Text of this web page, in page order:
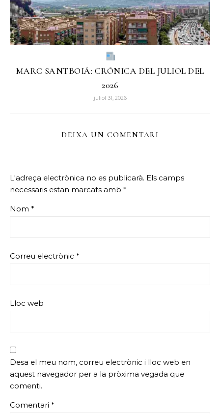
MARC SANTBOIÀ: CRÒNICA DEL JULIOL DEL
2026
juliol 31, 2026
DEIXA UN COMENTARI
L'adreça electrònica no es publicarà. Els camps
necessaris estan marcats amb *
Nom *
Correu electrònic *
Lloc web
Desa el meu nom, correu electrònic i lloc web en
aquest navegador per a la pròxima vegada que
comenti.
Comentari *